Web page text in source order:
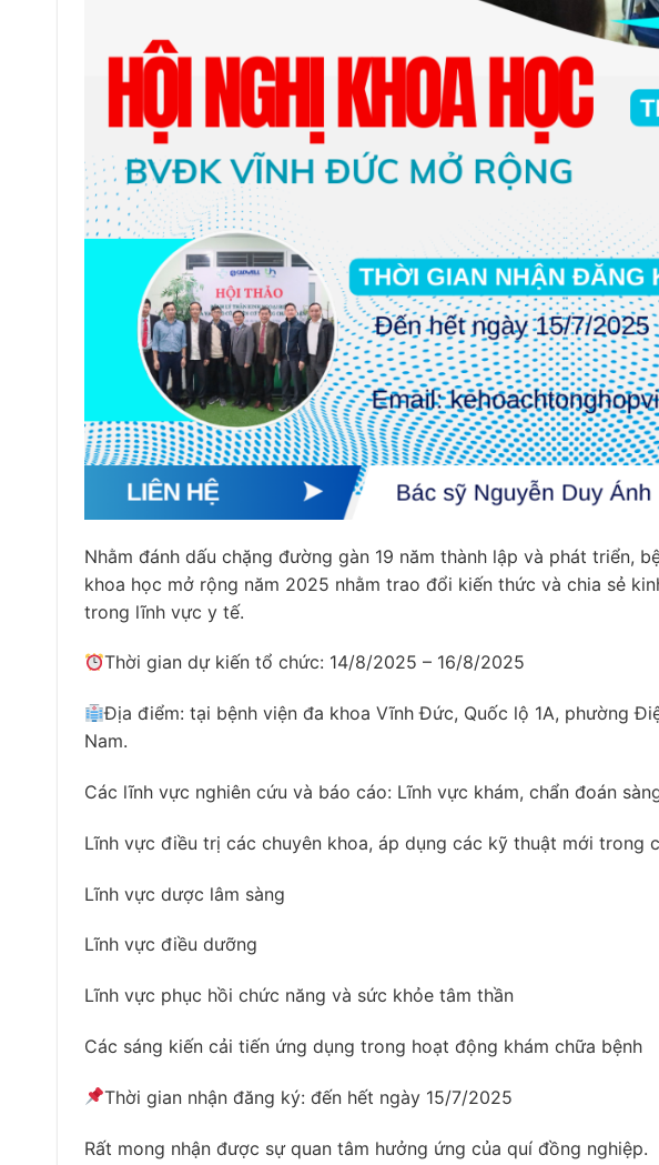
Nhằm đánh dấu chặng đường gàn 19 năm thành lập và phát triển,
khoa học mở rộng năm 2025 nhằm trao đổi kiến thức và chia sẻ
trong lĩnh vực y tế.
Thời gian dự kiến tổ chức: 14/8/2025 – 16/8/2025
Địa điểm: tại bệnh viện đa khoa Vĩnh Đức, Quốc lộ 1A, phường
Nam.
Các lĩnh vực nghiên cứu và báo cáo: Lĩnh vực khám, chẩn đoán
Lĩnh vực điều trị các chuyên khoa, áp dụng các kỹ thuật mới trong
Lĩnh vực dược lâm sàng
Lĩnh vực điều dưỡng
Lĩnh vực phục hồi chức năng và sức khỏe tâm thần
Các sáng kiến cải tiến ứng dụng trong hoạt động khám chữa bệnh
Thời gian nhận đăng ký: đến hết ngày 15/7/2025
Rất mong nhận được sự quan tâm hưởng ứng của quí đồng nghiệp.